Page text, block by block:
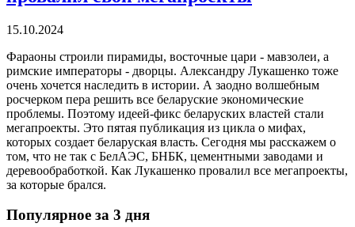
15.10.2024
Фараоны строили пирамиды, восточные цари - мавзолеи, а
римские императоры - дворцы. Александру Лукашенко тоже
очень хочется наследить в истории. А заодно волшебным
росчерком пера решить все беларуские экономические
проблемы. Поэтому идеей-фикс беларуских властей стали
мегапроекты. Это пятая публикация из цикла о мифах,
которых создает беларуская власть. Сегодня мы расскажем о
том, что не так с БелАЭС, БНБК, цементными заводами и
деревообработкой. Как Лукашенко провалил все мегапроекты,
за которые брался.
Популярное за 3 дня